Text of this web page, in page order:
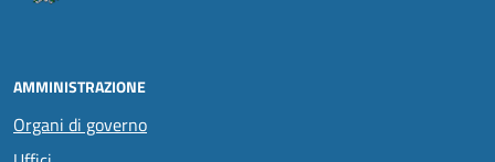
AMMINISTRAZIONE
Organi di governo